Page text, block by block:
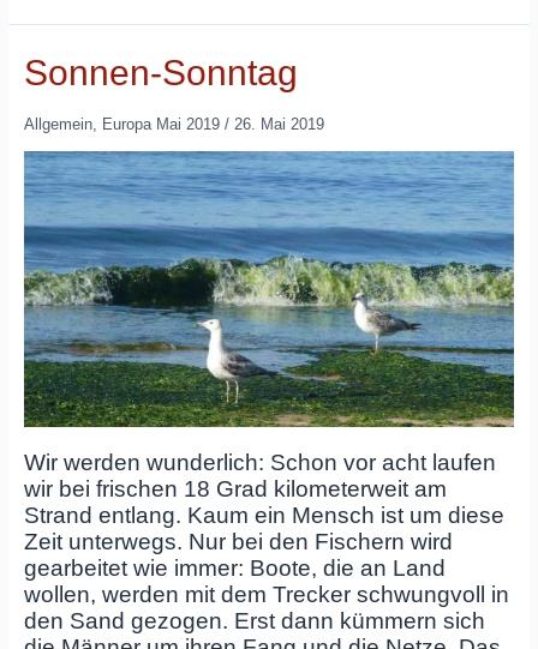
Sonnen-Sonntag
Allgemein, Europa Mai 2019/ 26. Mai 2019
Wir werden wunderlich: Schon vor acht laufen
wir bei frischen 18 Grad kilometerweit am
Strand entlang. Kaum ein Mensch ist um diese
Zeit unterwegs. Nur bei den Fischern wird
gearbeitet wie immer: Boote, die an Land
wollen, werden mit dem Trecker schwungvoll in
den Sand gezogen. Erst dann kümmern sich